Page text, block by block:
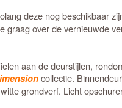
deze nog beschikbaar
graag over de vernieuwde
aan de deurstijlen,
collectie.
grondverf. Licht